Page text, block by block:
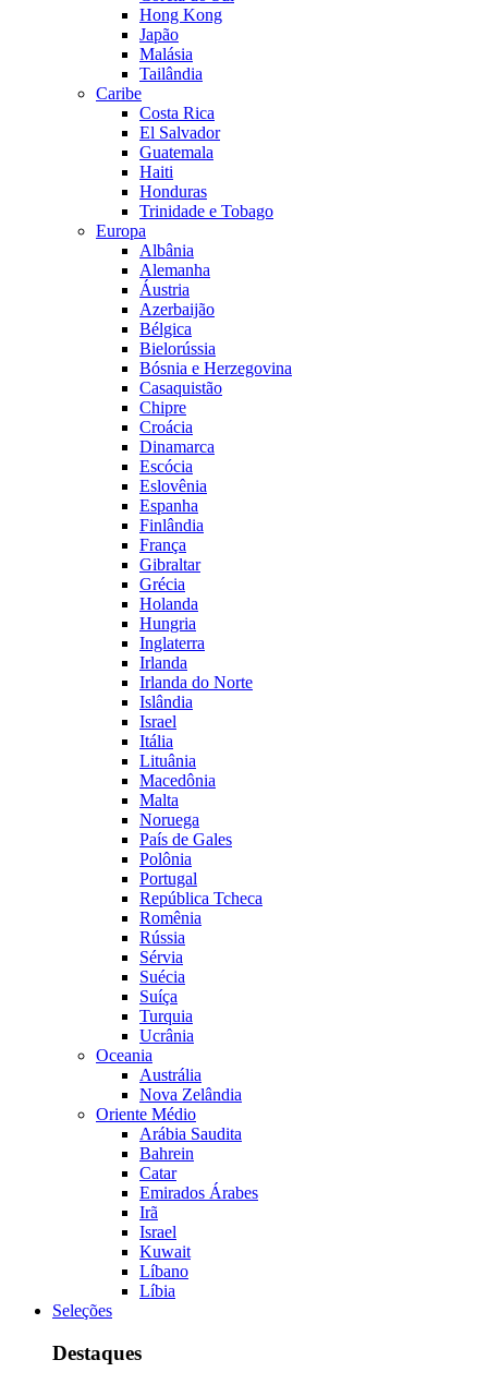
Hong Kong
Japão
Malásia
Tailândia
Caribe
Costa Rica
El Salvador
Guatemala
Haiti
Honduras
Trinidade e Tobago
Europa
Albânia
Alemanha
Áustria
Azerbaijão
Bélgica
Bielorússia
Bósnia e Herzegovina
Casaquistão
Chipre
Croácia
Dinamarca
Escócia
Eslovênia
Espanha
Finlândia
França
Gibraltar
Grécia
Holanda
Hungria
Inglaterra
Irlanda
Irlanda do Norte
Islândia
Israel
Itália
Lituânia
Macedônia
Malta
Noruega
País de Gales
Polônia
Portugal
República Tcheca
Romênia
Rússia
Sérvia
Suécia
Suíça
Turquia
Ucrânia
Oceania
Austrália
Nova Zelândia
Oriente Médio
Arábia Saudita
Bahrein
Catar
Emirados Árabes
Irã
Israel
Kuwait
Líbano
Líbia
Seleções
Destaques